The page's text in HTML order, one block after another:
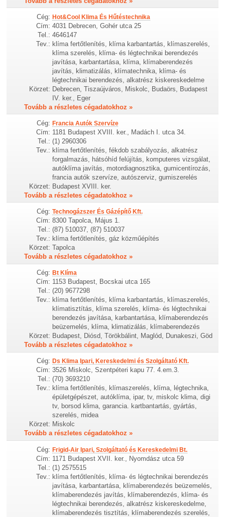
Cég: Hot&Cool Klima És Hűtéstechnika
Cím: 4031 Debrecen, Gohér utca 25
Tel.: 4646147
Tev.: klíma fertőtlenítés, klíma karbantartás, klímaszerelés,
klíma szerelés, klíma- és légtechnikai berendezés
javítása, karbantartása, klíma, klímaberendezés
javítás, klimatizálás, klímatechnika, klíma- és
légtechnikai berendezés, alkatrész kiskereskedelme
Körzet: Debrecen, Tiszaújváros, Miskolc, Budaörs, Budapest
IV. ker., Eger
Tovább a részletes cégadatokhoz »
Cég: Francia Autók Szervíze
Cím: 1181 Budapest XVIII. ker., Madách I. utca 34.
Tel.: (1) 2960306
Tev.: klíma fertőtlenítés, fékdob szabályozás, alkatrész
forgalmazás, hátsóhíd felújítás, komputeres vizsgálat,
autóklíma javítás, motordiagnosztika, gumicentírozás,
francia autók szervíze, autószerviz, gumiszerelés
Körzet: Budapest XVIII. ker.
Tovább a részletes cégadatokhoz »
Cég: Technogázszer És Gázépítő Kft.
Cím: 8300 Tapolca, Május 1.
Tel.: (87) 510037, (87) 510037
Tev.: klíma fertőtlenítés, gáz közműépítés
Körzet: Tapolca
Tovább a részletes cégadatokhoz »
Cég: Bt Klíma
Cím: 1153 Budapest, Bocskai utca 165
Tel.: (20) 9677298
Tev.: klíma fertőtlenítés, klíma karbantartás, klímaszerelés,
klímatisztítás, klíma szerelés, klíma- és légtechnikai
berendezés javítása, karbantartása, klímaberendezés
beüzemelés, klíma, klimatizálás, klímaberendezés
Körzet: Budapest, Diósd, Törökbálint, Maglód, Dunakeszi, Göd
Tovább a részletes cégadatokhoz »
Cég: Ds Klima Ipari, Kereskedelmi és Szolgáltató Kft.
Cím: 3526 Miskolc, Szentpéteri kapu 77. 4.em.3.
Tel.: (70) 3693210
Tev.: klíma fertőtlenítés, klímaszerelés, klíma, légtechnika,
épületgépészet, autóklíma, ipar, tv, miskolc klima, digi
tv, borsod klima, garancia. kartbantartás, gyártás,
szerelés, midea
Körzet: Miskolc
Tovább a részletes cégadatokhoz »
Cég: Frigid-Air Ipari, Szolgáltató és Kereskedelmi Bt.
Cím: 1171 Budapest XVII. ker., Nyomdász utca 59
Tel.: (1) 2575515
Tev.: klíma fertőtlenítés, klíma- és légtechnikai berendezés
javítása, karbantartása, klímaberendezés beüzemelés,
klímaberendezés javítás, klímaberendezés, klíma- és
légtechnikai berendezés, alkatrész kiskereskedelme,
klímaberendezés tisztítás, klímaberendezés szerelés,